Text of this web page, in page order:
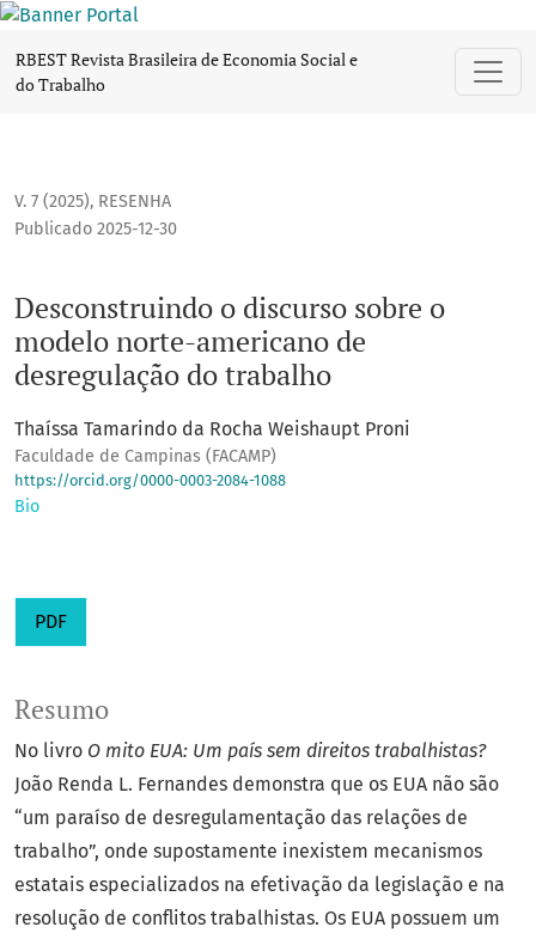
RBEST Revista Brasileira de Economia Social e
do Trabalho
V. 7 (2025), RESENHA
Desconstruindo o discurso sobre o
modelo norte-americano de
desregulação do trabalho
Publicado 2025-12-30
Thaíssa Tamarindo da Rocha Weishaupt Proni
Faculdade de Campinas (FACAMP)
https://orcid.org/0000-0003-2084-1088
Bio
PDF
Resumo
No livro O mito EUA: Um país sem direitos trabalhistas?
João Renda L. Fernandes demonstra que os EUA não são
“um paraíso de desregulamentação das relações de
trabalho”, onde supostamente inexistem mecanismos
estatais especializados na efetivação da legislação e na
resolução de conflitos trabalhistas. Os EUA possuem um